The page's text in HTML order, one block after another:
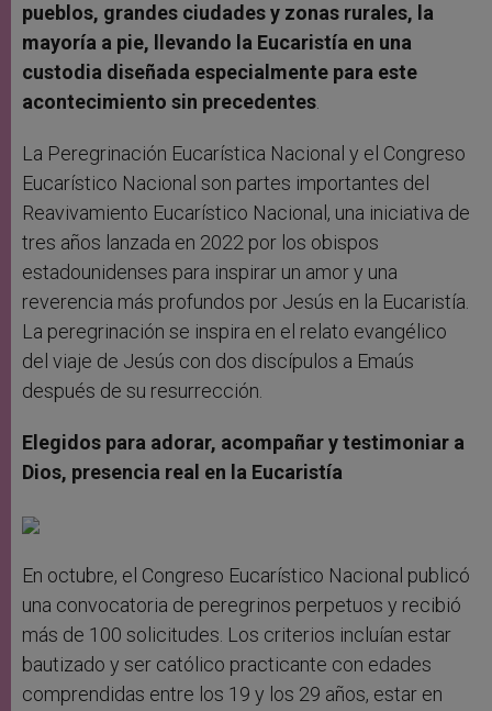
pueblos, grandes ciudades y zonas rurales, la
mayoría a pie, llevando la Eucaristía en una
custodia diseñada especialmente para este
acontecimiento sin precedentes
La Peregrinación Eucarística Nacional y el Congreso
Eucarístico Nacional son partes importantes del
Reavivamiento Eucarístico Nacional, una iniciativa de
tres años lanzada en 2022 por los obispos
estadounidenses para inspirar un amor y una
reverencia más profundos por Jesús en la Eucaristía.
La peregrinación se inspira en el relato evangélico
del viaje de Jesús con dos discípulos a Emaús
después de su resurrección.
Elegidos para adorar, acompañar y testimoniar a
Dios, presencia real en la Eucaristía
En octubre, el Congreso Eucarístico Nacional publicó
una convocatoria de peregrinos perpetuos y recibió
más de 100 solicitudes. Los criterios incluían estar
bautizado y ser católico practicante con edades
comprendidas entre los 19 y los 29 años, estar en